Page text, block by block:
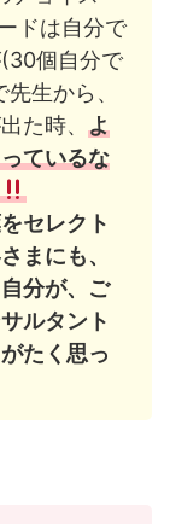
ドは自分で
個自分で
生から、
た時、 よ
ているな
セレクト
まにも、
分が、ご
ルタント
たく思っ